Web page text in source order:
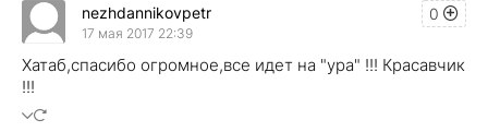
0
nezhdannikovpetr
17 мая 2017 22:39
Хатаб,спасибо огромное,все идет на "ура" !!! Красавчик
!!!